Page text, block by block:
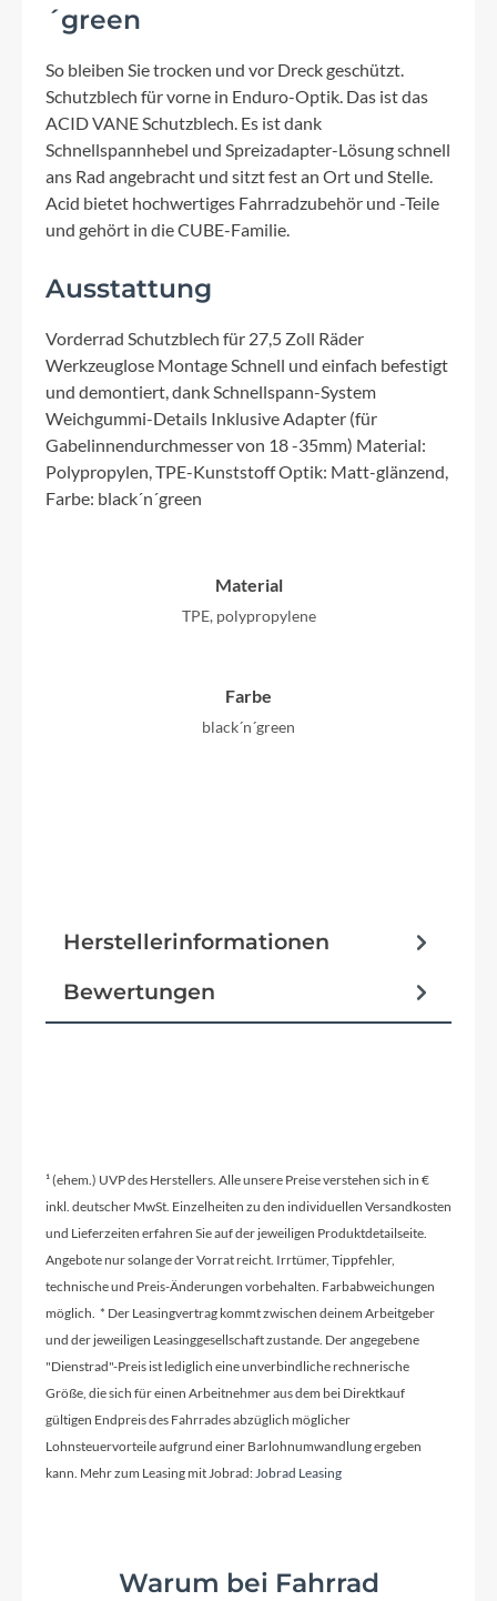
´green
So bleiben Sie trocken und vor Dreck geschützt.
Schutzblech für vorne in Enduro-Optik. Das ist das
ACID VANE Schutzblech. Es ist dank
Schnellspannhebel und Spreizadapter-Lösung schnell
ans Rad angebracht und sitzt fest an Ort und Stelle.
Acid bietet hochwertiges Fahrradzubehör und -Teile
und gehört in die CUBE-Familie.
Ausstattung
Vorderrad Schutzblech für 27,5 Zoll Räder
Werkzeuglose Montage Schnell und einfach befestigt
und demontiert, dank Schnellspann-System
Weichgummi-Details Inklusive Adapter (für
Gabelinnendurchmesser von 18 -35mm) Material:
Polypropylen, TPE-Kunststoff Optik: Matt-glänzend,
Farbe: black´n´green
Material
TPE, polypropylene
Farbe
black´n´green
Herstellerinformationen
Bewertungen
¹ (ehem.) UVP des Herstellers. Alle unsere Preise verstehen sich in €
inkl. deutscher MwSt. Einzelheiten zu den individuellen Versandkosten
und Lieferzeiten erfahren Sie auf der jeweiligen Produktdetailseite.
Angebote nur solange der Vorrat reicht. Irrtümer, Tippfehler,
technische und Preis-Änderungen vorbehalten. Farbabweichungen
möglich. * Der Leasingvertrag kommt zwischen deinem Arbeitgeber
und der jeweiligen Leasinggesellschaft zustande. Der angegebene
"Dienstrad"-Preis ist lediglich eine unverbindliche rechnerische
Größe, die sich für einen Arbeitnehmer aus dem bei Direktkauf
gültigen Endpreis des Fahrrades abzüglich möglicher
Lohnsteuervorteile aufgrund einer Barlohnumwandlung ergeben
kann. Mehr zum Leasing mit Jobrad:Jobrad Leasing
Warum bei Fahrrad